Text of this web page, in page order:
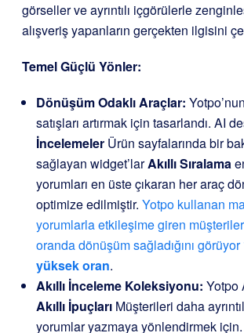
görseller ve ayrıntılı içgörülerle
alışveriş yapanların gerçekten ilgisini
Temel Güçlü Yönler:
Dönüşüm Odaklı Araçlar:
satışları artırmak için tasarlandı. AI
İncelemeler Ürün sayfalarında bir
sağlayan widget’larAkıllı Sıralama
yorumları en üste çıkaran her araç
optimize edilmiştir. Yotpo kullanan
yorumlarla etkileşime giren
oranda dönüşüm sağladığını görüyor
yüksek oran.
Akıllı İnceleme Koleksiyonu: Yotpo
Akıllı İpuçları Müşterileri daha
yorumlar yazmaya yönlendirmek